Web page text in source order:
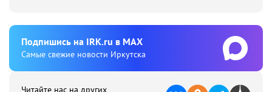
Подпишиcь на IRK.ru в MAX
Cамые свежие новости Иркутска
Читайте нас на других